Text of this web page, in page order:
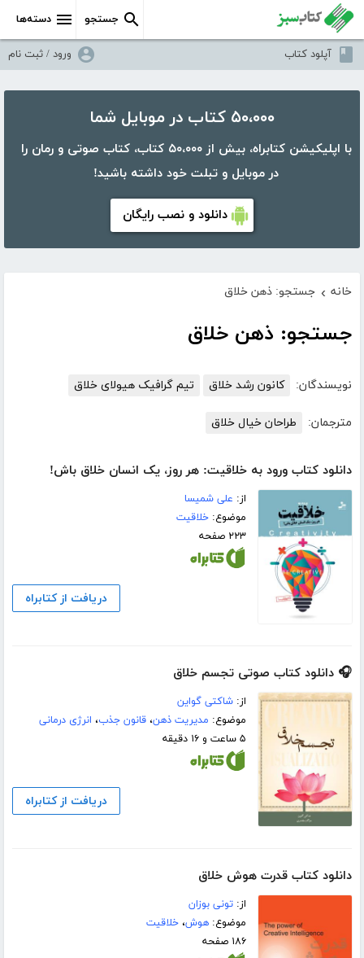
دسته‌ها جستجو
آپلود کتاب ورود / ثبت نام
۵۰،۰۰۰ کتاب در موبایل شما
با اپلیکیشن کتابراه، بیش از ۵۰،۰۰۰ کتاب، کتاب صوتی و رمان را
در موبایل و تبلت خود داشته باشید!
دانلود و نصب رایگان
خانه › جستجو: ذهن خلاق
جستجو: ذهن خلاق
نویسندگان: کانون رشد خلاق تیم گرافیک هیولای خلاق
مترجمان: طراحان خیال خلاق
دانلود کتاب ورود به خلاقیت: هر روز، یک انسان خلاق باش!
از: علی شمیسا
موضوع:خلاقیت
۲۲۳ صفحه
دریافت از کتابراه
🎧 دانلود کتاب صوتی تجسم خلاق
از:شاکتی گواین
موضوع: مدیریت ذهن،قانون جذب، انرژی درمانی
۵ ساعت و ۱۶ دقیقه
دریافت از کتابراه
دانلود کتاب قدرت هوش خلاق
از:تونی بوزان
موضوع:هوش،خلاقیت
۱۸۶ صفحه